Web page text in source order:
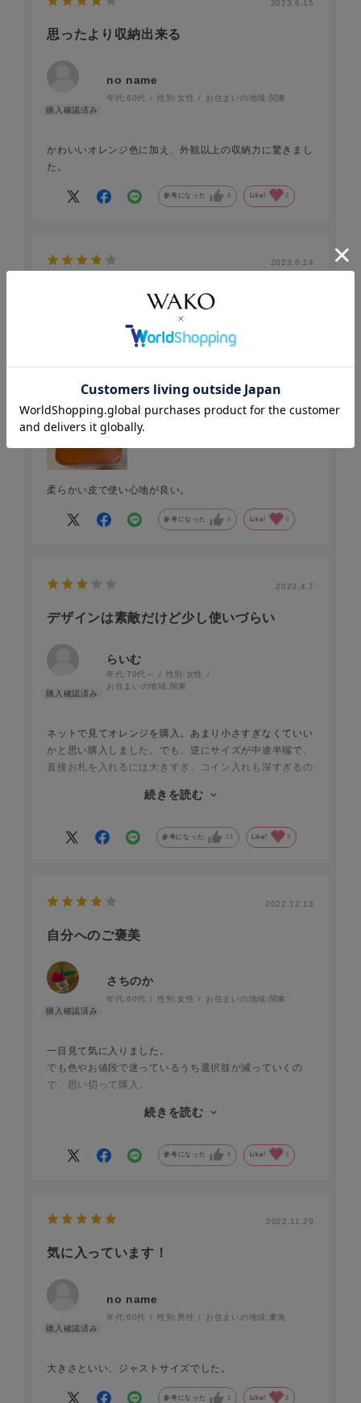
2023.6.15
思ったより収納出来る
no name
年代:60代 性別:女性 お住まいの地域: 関東
かわいいオレンジ色に加え、外観以上の収納力に驚きまし
た。
参考になった 0 Like! 2
2023.6.14
りんご
70代～
柔らかい皮で使い心地が良い。
参考になった 0 Like! 0
2023.4.7
デザインは素敵だけど少し使いづらい
らいむ
年代: 70代～ 性別:女性
お住まいの地域: 関東
ネットで見てオレンジを購入。あまり小さすぎなくていい
かと思い購入しました。でも、逆にサイズが中途半端で、
直接お札を入れるには大きすぎ、コイン入れも深すぎるの
いです。私の場合は老眼鏡等ありますから、やはりこのポ
れからどのように使うか考えます。
続きを読む
参考になった 11 Like! 3
2022.12.13
自分へのご褒美
さちのか
年代:60代 性別:女性 お住まいの地域: 関東
一目見て気に入りました。
でも色やお値段で迷っているうち選択肢が減っていくの
で、思い切って購入。
素材の質感がよく手になじみますし、何と言っても高級感
スマホやカード、チケットをスムーズに収納できて便利だ
しファッションのアクセントにもなります。
続きを読む
参考になった 5 Like! 5
2022.11.29
気に入っています！
no name
年代:60代 性別: 男性 お住まいの地域: 東海
大きさといい、ジャストサイズでした。
参考になった Like! 2